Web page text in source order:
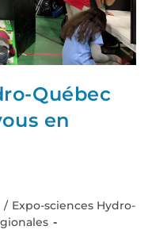
Québec
en
/ Expo-sciences Hydro-